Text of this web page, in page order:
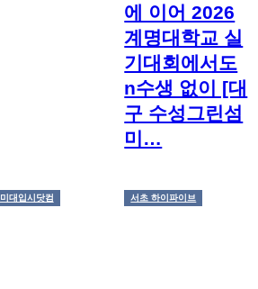
에 이어 2026
계명대학교 실
기대회에서도
n수생 없이 [대
구 수성그린섬
미…
미대입시닷컴 서초 하이파이브